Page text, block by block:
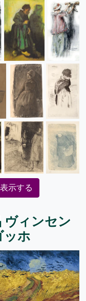
示する
ヴィンセン
ッホ